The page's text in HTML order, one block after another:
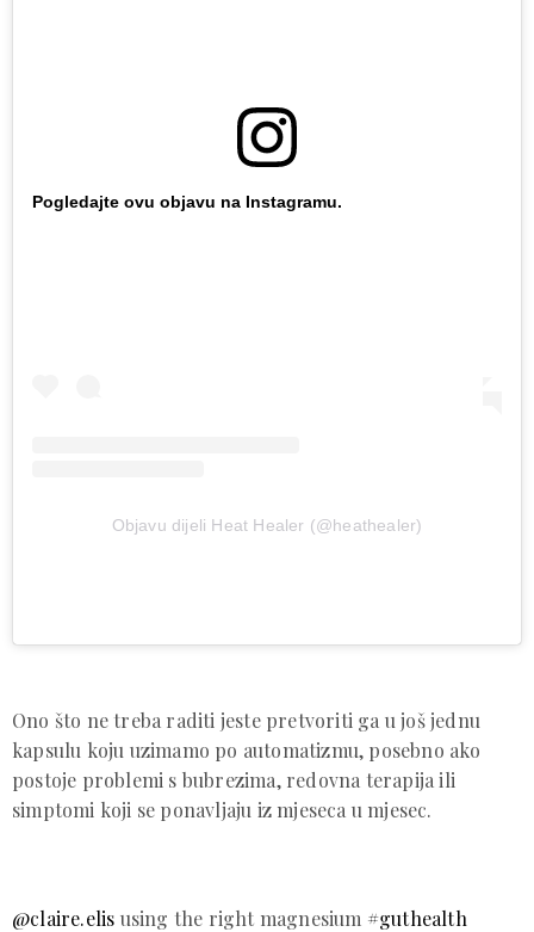
Pogledajte ovu objavu na Instagramu.
Objavu dijeli Heat Healer (@heathealer)
Ono što ne treba raditi jeste pretvoriti ga u još jednu
kapsulu koju uzimamo po automatizmu, posebno ako
postoje problemi s bubrezima, redovna terapija ili
simptomi koji se ponavljaju iz mjeseca u mjesec.
@claire.elis using the right magnesium #guthealth